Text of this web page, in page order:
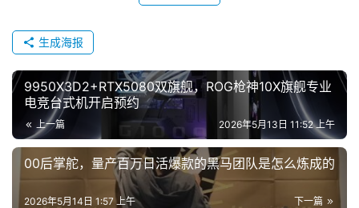
生成海报
9950X3D2+RTX5080双旗舰，ROG枪神10X旗舰专业
电竞台式机开启预约
上一篇 2026年5月13日 11:52 上午
00后掌舵，量产百万日活爆款的黑马团队是怎么炼成的
下一篇
2026年5月14日 1:57 上午